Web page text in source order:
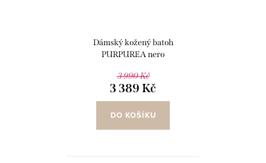
Dámský kožený batoh
PURPUREA nero
3 990 Kč
3 389 Kč
DO KOŠÍKU